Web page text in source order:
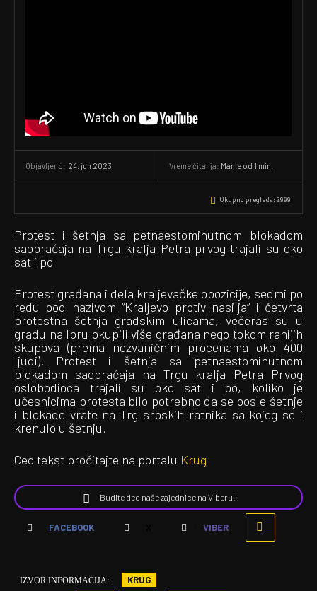
Objavljeno: 24. jun 2023. Vreme čitanja: Manje od 1 min.
Ukupno pregleda:2999
Protest i šetnja sa petnaestominutnom blokadom
saobraćaja na Trgu kralja Petra prvog trajali su oko
sat i po
Protest građana i dela kraljevačke opozicije, sedmi po
redu pod nazivom “Kraljevo protiv nasilja” i četvrta
protestna šetnja gradskim ulicama, večeras su u
gradu na Ibru okupili više građana nego tokom ranijih
skupova (prema nezvaničnim procenama oko 400
ljudi). Protest i šetnja sa petnaestominutnom
blokadom saobraćaja na Trgu kralja Petra Prvog
oslobodioca trajali su oko sat i po, koliko je
učesnicima protesta bilo potrebno da se posle šetnje
i blokade vrate na Trg srpskih ratnika sa kojeg se i
krenulo u šetnju.
Ceo tekst pročitajte na portalu Krug
Budite deo naše zajednice na Viberu!
FACEBOOK VIBER
IZVOR INFORMACIJA: KRUG